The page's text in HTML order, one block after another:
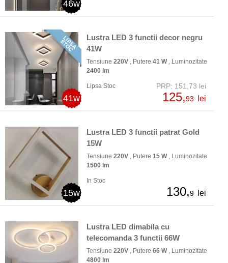
46w
41w
Lustra LED 3 functii decor negru
41W
Tensiune 220V , Putere 41 W, Luminozitate
2400 lm
Lipsa Stoc PRP: 151,73 lei
125,93 lei
15w
Lustra LED 3 functii patrat Gold
15W
Tensiune 220V , Putere 15 W, Luminozitate
1500 lm
In Stoc
130,9 lei
Lustra LED dimabila cu
telecomanda 3 functii 66W
Tensiune 220V , Putere 66 W, Luminozitate
4800 lm